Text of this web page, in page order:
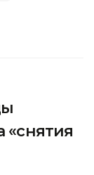
«снятия